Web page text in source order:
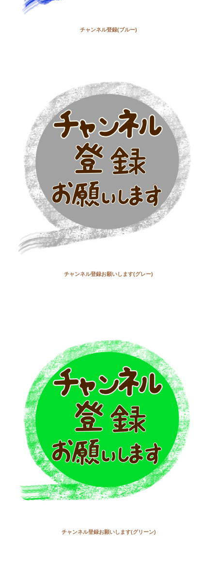
チャンネル登録(ブルー)
チャンネル登録お願いします(グレー)
チャンネル登録お願いします(グリーン)